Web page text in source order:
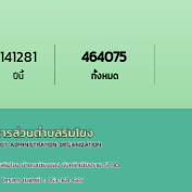
ปีนี้
141281
ทั้งหมด
464075